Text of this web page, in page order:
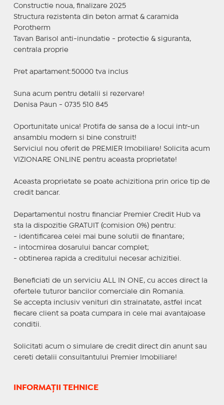
Constructie noua, finalizare 2025
Structura rezistenta din beton armat & caramida
Porotherm
Tavan Barisol anti-inundatie - protectie & siguranta,
centrala proprie
Pret apartament:50000 tva inclus
Suna acum pentru detalii si rezervare!
Denisa Paun - 0735 510 845
Oportunitate unica! Protifa de sansa de a locui intr-un
ansamblu modern si bine construit!
Serviciul nou oferit de PREMIER Imobiliare! Solicita acum
VIZIONARE ONLINE pentru aceasta proprietate!
Aceasta proprietate se poate achizitiona prin orice tip de
credit bancar.
Departamentul nostru financiar Premier Credit Hub va
sta la dispozitie GRATUIT (comision 0%) pentru:
- identificarea celei mai bune solutii de finantare;
- intocmirea dosarului bancar complet;
- obtinerea rapida a creditului necesar achizitiei.
Beneficiati de un serviciu ALL IN ONE, cu acces direct la
ofertele tuturor bancilor comerciale din Romania.
Se accepta inclusiv venituri din strainatate, astfel incat
fiecare client sa poata cumpara in cele mai avantajoase
conditii.
Solicitati acum o simulare de credit direct din anunt sau
cereti detalii consultantului Premier Imobiliare!
INFORMAȚII TEHNICE